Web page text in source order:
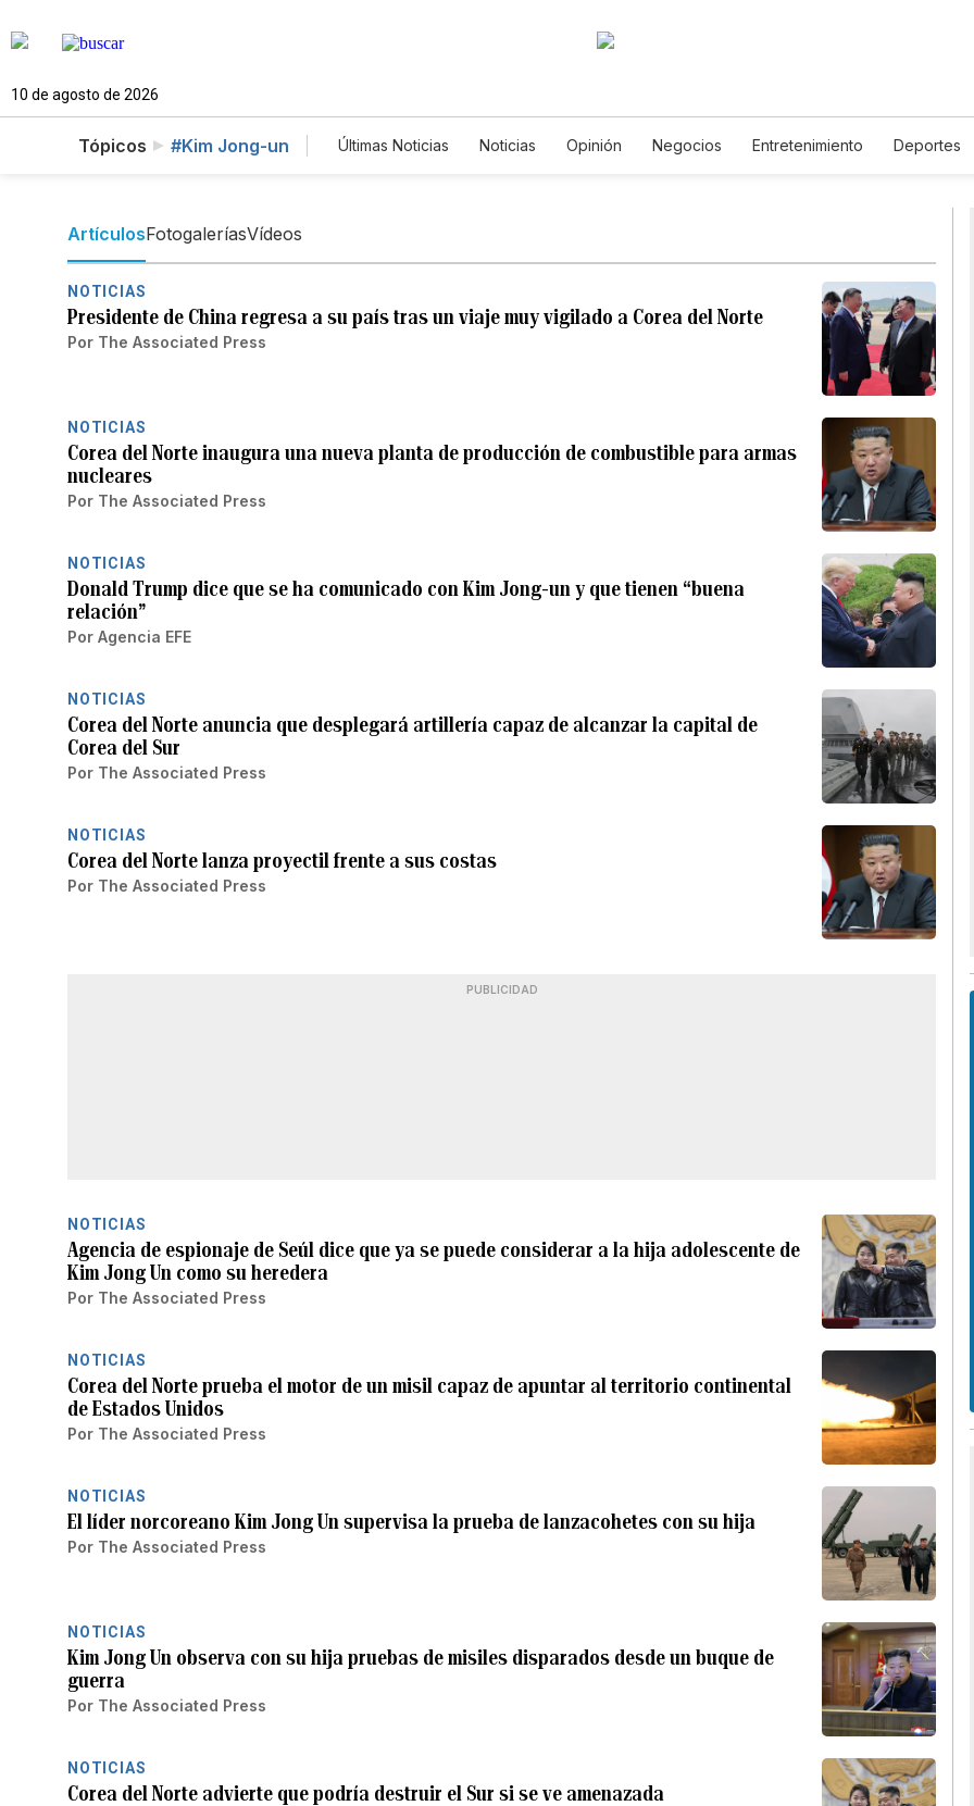
10 de agosto de 2026
Tópicos #Kim Jong-un Últimas Noticias Noticias Opinión Negocios Entretenimiento Deportes
ArtículosFotogaleríasVídeos
NOTICIAS
Presidente de China regresa a su país tras un viaje muy vigilado a Corea del Norte
Por The Associated Press
NOTICIAS
Corea del Norte inaugura una nueva planta de producción de combustible para armas
nucleares
Por The Associated Press
NOTICIAS
Donald Trump dice que se ha comunicado con Kim Jong-un y que tienen “buena
relación”
Por Agencia EFE
NOTICIAS
Corea del Norte anuncia que desplegará artillería capaz de alcanzar la capital de
Corea del Sur
Por The Associated Press
NOTICIAS
Corea del Norte lanza proyectil frente a sus costas
Por The Associated Press
PUBLICIDAD
NOTICIAS
Agencia de espionaje de Seúl dice que ya se puede considerar a la hija adolescente de
Kim Jong Un como su heredera
Por The Associated Press
NOTICIAS
Corea del Norte prueba el motor de un misil capaz de apuntar al territorio continental
de Estados Unidos
Por The Associated Press
NOTICIAS
El líder norcoreano Kim Jong Un supervisa la prueba de lanzacohetes con su hija
Por The Associated Press
NOTICIAS
Kim Jong Un observa con su hija pruebas de misiles disparados desde un buque de
guerra
Por The Associated Press
NOTICIAS
Corea del Norte advierte que podría destruir el Sur si se ve amenazada